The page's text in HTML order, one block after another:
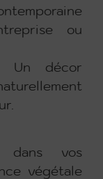
ou
décor
dans vos
végétale